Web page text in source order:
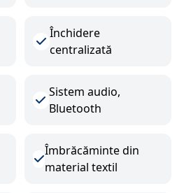
Închidere
centralizată
Sistem audio,
Bluetooth
Îmbrăcăminte din
material textil